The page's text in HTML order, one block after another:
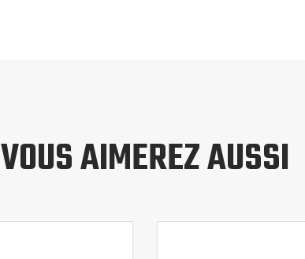
VOUS AIMEREZ AUSSI